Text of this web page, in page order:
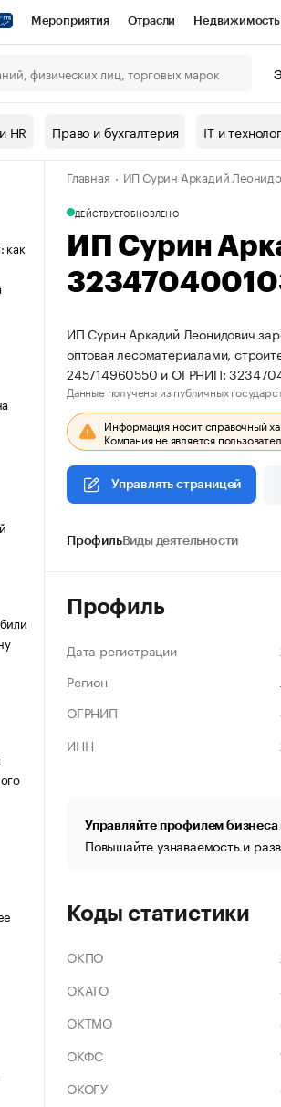
Мероприятия Отрасли Недвижимость
СПб Спецпроекты Проверка
Рынок наличной валюты
HR Право и бухгалтерия IT и
как
Главная ИП Сурин Аркадий
ДЕЙСТВУЕТОБНОВЛЕНО
ИП Сурин
ИП Сурин Аркадий Леонидович
оптовая лесоматериалами,
245714960550 и ОГРНИП:
Данные получены из публичных
Информация носит справочный
Компания не является
Управлять страницей
ПрофильВиды деятельности
Профиль
Дата регистрации
Регион
ОГРНИП
ИНН
Управляйте профилем бизнеса
Повышайте узнаваемость и
Коды статистики
ОКПО
ОКАТО
ОКТМО
ОКФС
ОКОГУ